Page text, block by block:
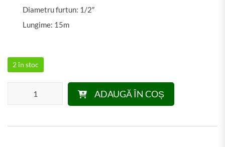
Diametru furtun: 1/2″
Lungime: 15m
2 în stoc
Cantitate Set Furtun pentru Gradina 1/2" 15m, 4 Straturi &
ADAUGĂ ÎN COȘ